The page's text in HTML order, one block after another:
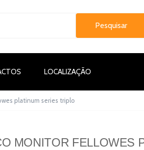
LOCALIZAÇÃO
platinum series triplo
MONITOR FELLOWES